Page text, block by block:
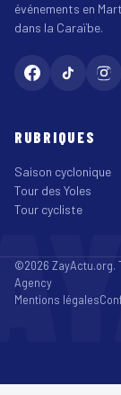
événements en
dans la Caraïbe.
RUBRIQUES
Saison cyclonique
Tour des Yoles
Tour cycliste
©2026 ZayActu.org.
Agency
Mentions légales